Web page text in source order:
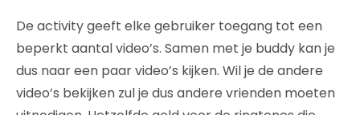
De activity geeft elke gebruiker toegang tot een
beperkt aantal video’s. Samen met je buddy kan je
dus naar een paar video’s kijken. Wil je de andere
video’s bekijken zul je dus andere vrienden moeten